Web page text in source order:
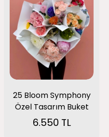
25 Bloom Symphony
Özel Tasarım Buket
6.550 TL